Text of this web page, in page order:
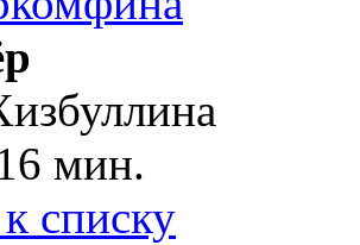
мин.
списку